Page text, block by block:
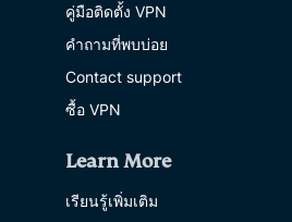
คู่มือติดตั้ง VPN
คำถามที่พบบ่อย
Contact support
ซื้อ VPN
Learn More
เรียนรู้เพิ่มเติม